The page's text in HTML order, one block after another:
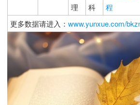
理
科
程
更多数据请进入： www.yunxue.com/